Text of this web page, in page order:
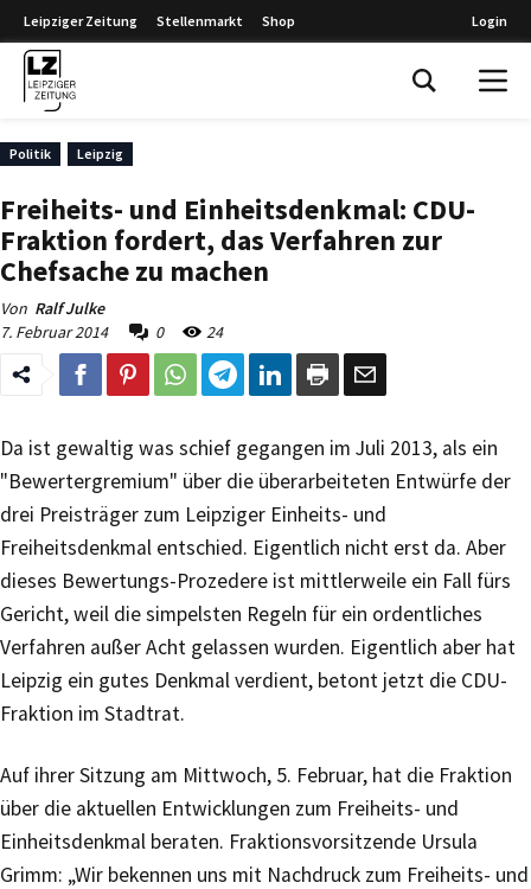
Leipziger Zeitung Stellenmarkt Shop Login
Politik Leipzig
Freiheits- und Einheitsdenkmal: CDU-
Fraktion fordert, das Verfahren zur
Chefsache zu machen
Von Ralf Julke
7. Februar 2014
0 24
Da ist gewaltig was schief gegangen im Juli 2013, als ein
"Bewertergremium" über die überarbeiteten Entwürfe der
drei Preisträger zum Leipziger Einheits- und
Freiheitsdenkmal entschied. Eigentlich nicht erst da. Aber
dieses Bewertungs-Prozedere ist mittlerweile ein Fall fürs
Gericht, weil die simpelsten Regeln für ein ordentliches
Verfahren außer Acht gelassen wurden. Eigentlich aber hat
Leipzig ein gutes Denkmal verdient, betont jetzt die CDU-
Fraktion im Stadtrat.
Auf ihrer Sitzung am Mittwoch, 5. Februar, hat die Fraktion
über die aktuellen Entwicklungen zum Freiheits- und
Einheitsdenkmal beraten. Fraktionsvorsitzende Ursula
Grimm: „Wir bekennen uns mit Nachdruck zum Freiheits- und